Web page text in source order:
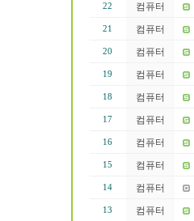
22 컴퓨터
21 컴퓨터
20 컴퓨터
19 컴퓨터
18 컴퓨터
17 컴퓨터
16 컴퓨터
15 컴퓨터
14 컴퓨터
13 컴퓨터